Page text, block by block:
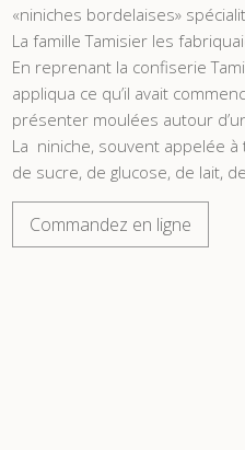
«niniches bordelaises»
La famille Tamisier les
En reprenant la confiserie
appliqua ce qu’il avait
présenter moulées autour
La niniche, souvent appelée
de sucre, de glucose, de lait,
Commandez en ligne